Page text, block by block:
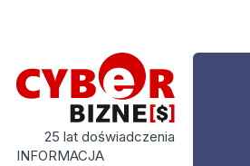
25 lat doświadczenia
INFORMACJA